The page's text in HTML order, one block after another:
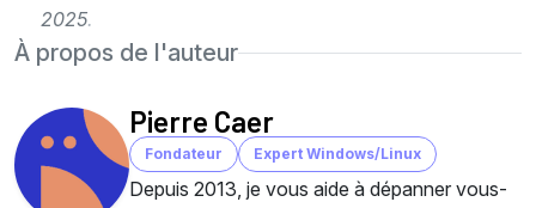
2025.
À propos de l'auteur
Pierre Caer
Fondateur Expert Windows/Linux
Depuis 2013, je vous aide à dépanner vous-